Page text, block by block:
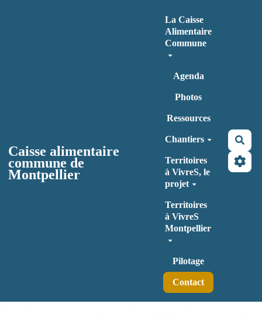
Caisse alimentaire
commune de
Montpellier
La Caisse
Alimentaire
Commune
Agenda
Photos
Ressources
Chantiers
Territoires
à VivreS, le
projet
Territoires
à VivreS
Montpellier
Pilotage
Contact